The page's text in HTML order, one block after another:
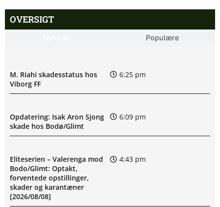
OVERSIGT
Populære
M. Riahi skadesstatus hos
Viborg FF
6:25 pm
Opdatering: Isak Aron Sjong
skade hos Bodø/Glimt
6:09 pm
Eliteserien – Valerenga mod
Bodo/Glimt: Optakt,
forventede opstillinger,
skader og karantæner
[2026/08/08]
4:43 pm